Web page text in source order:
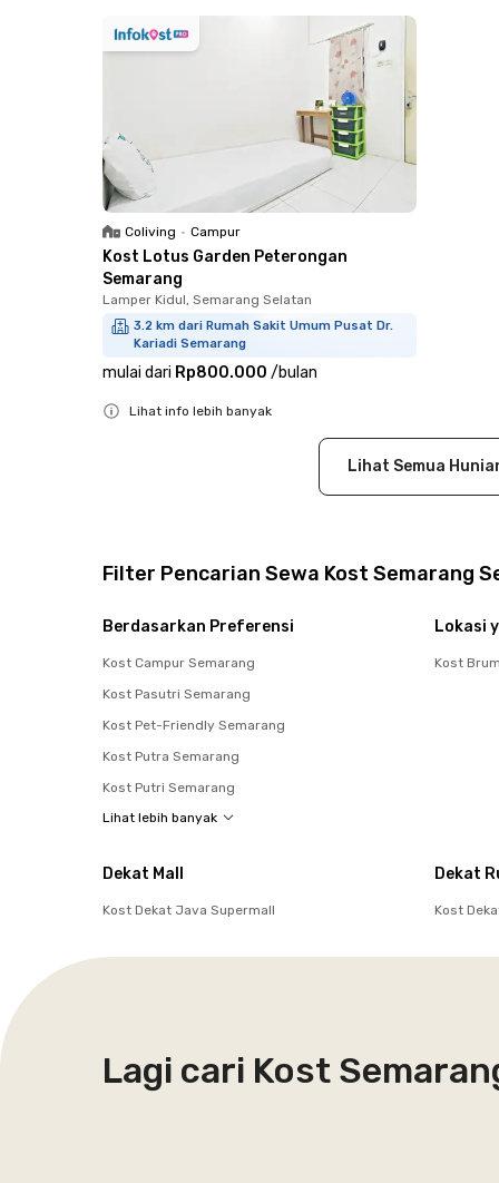
Coliving • Campur
Kost Lotus Garden Peterongan
Semarang
Lamper Kidul, Semarang Selatan
3.2 km dari Rumah Sakit Umum Pusat Dr.
Kariadi Semarang
mulai dari Rp800.000 /bulan
Lihat info lebih banyak
Lihat Semua
Filter Pencarian Sewa Kost Semarang
Berdasarkan Preferensi
Kost Campur Semarang
Kost Pasutri Semarang
Kost Pet-Friendly Semarang
Kost Putra Semarang
Kost Putri Semarang
Lihat lebih banyak
Lokasi
Kost
Dekat Mall
Kost Dekat Java Supermall
Dekat
Kost
Lagi cari Kost